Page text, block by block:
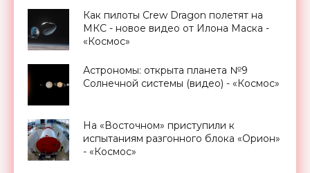
Как пилоты Crew Dragon полетят на
МКС - новое видео от Илона Маска -
«Космос»
Астрономы: открыта планета №9
Солнечной системы (видео) - «Космос»
На «Восточном» приступили к
испытаниям разгонного блока «Орион»
- «Космос»